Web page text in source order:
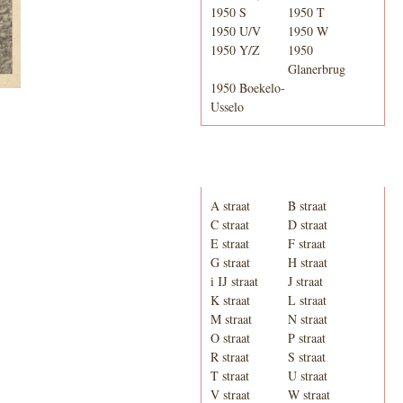
1950 S
1950 T
1950 U/V
1950 W
1950 Y/Z
1950
Glanerbrug
1950 Boekelo-
Usselo
A straat
B straat
C straat
D straat
E straat
F straat
G straat
H straat
i IJ straat
J straat
K straat
L straat
M straat
N straat
O straat
P straat
R straat
S straat
T straat
U straat
V straat
W straat